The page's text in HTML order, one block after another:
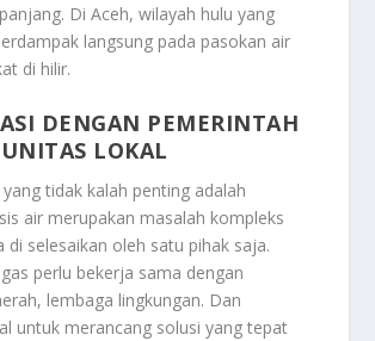
Di Aceh, wilayah hulu yang
langsung pada pasokan air
di hilir.
DENGAN PEMERINTAH
LOKAL
tidak kalah penting adalah
air merupakan masalah kompleks
di selesaikan oleh satu pihak saja.
perlu bekerja sama dengan
lembaga lingkungan. Dan
untuk merancang solusi yang tepat